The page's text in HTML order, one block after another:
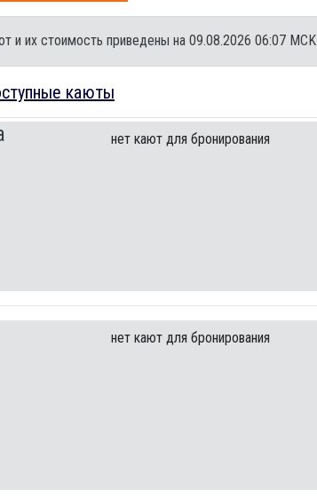
и их стоимость приведены на 09.08.2026 06:07 MCK
каюты
нет кают для бронирования
нет кают для бронирования